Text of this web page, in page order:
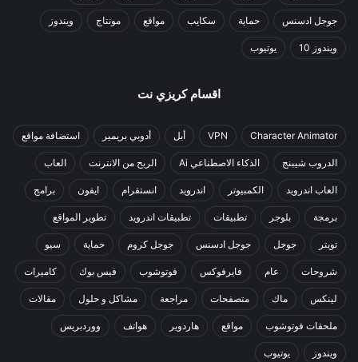
جوجل ادسنس حماية سكايب مواقع مونتاج ويندوز
ويندوز 10 يوتيوب
اقسام كريزي نت
Character Animator
VPN أبل أدوبي بريمير استضافة مواقع
الدروب شيبنج الذكاء الاصطناعي Ai الربح من الانترنت العاب
العاب اندرويد الكمبيوتر اندرويد انستقرام ايفون برامج
برمجة بلوجر تطبيقات تطبيقات اندرويد تطوير المواقع
تويتر جوجل جوجل ادسنس جوجل كروم حماية سيو
شروحات عام فايرفوكس فوتوشوب فيس بوك كاميرات
لينكس ماك متصفحات مراجعة مشاكل و حلول مقالات
ملحقات فوتوشوب مواقع هاردوير هواتف ووردبريس
ويندوز يوتيوب